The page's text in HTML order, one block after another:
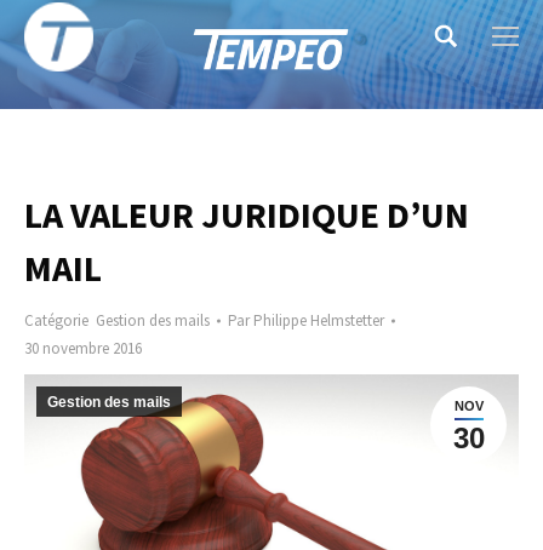
Search:
LA VALEUR JURIDIQUE D’UN
MAIL
Catégorie Gestion des mails ParPhilippe Helmstetter
30 novembre 2016
NOV
30
Gestion des mails